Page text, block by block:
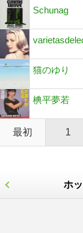
Schunag
猫のゆり
椣平夢若
最初 1
ホ